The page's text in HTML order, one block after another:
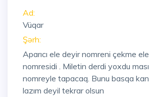
Ad:
Vüqar
Şərh:
Aparıcı ele deyir nomreni çekme
nomresidi . Miletin derdi yoxdu
nomreyle tapacaq. Bunu basqa
lazım deyil tekrar olsun